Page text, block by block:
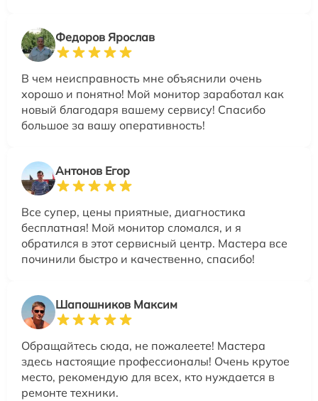
Федоров Ярослав
В чем неисправность мне объяснили очень
хорошо и понятно! Мой монитор заработал как
новый благодаря вашему сервису! Спасибо
большое за вашу оперативность!
Антонов Егор
Все супер, цены приятные, диагностика
бесплатная! Мой монитор сломался, и я
обратился в этот сервисный центр. Мастера все
починили быстро и качественно, спасибо!
Шапошников Максим
Обращайтесь сюда, не пожалеете! Мастера
здесь настоящие профессионалы! Очень крутое
место, рекомендую для всех, кто нуждается в
ремонте техники.